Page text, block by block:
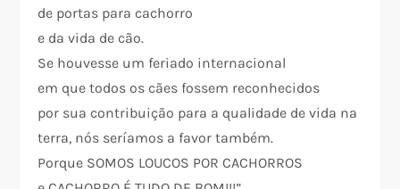
de portas para cachorro
e da vida de cão.
Se houvesse um feriado internacional
em que todos os cães fossem reconhecidos
por sua contribuição para a qualidade de vida na
terra, nós seríamos a favor também.
Porque SOMOS LOUCOS POR CACHORROS